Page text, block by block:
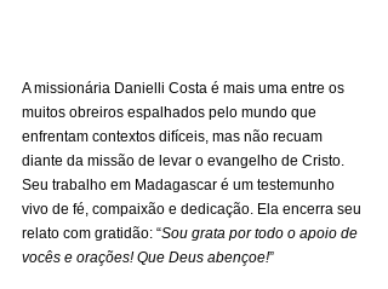
A missionária Danielli Costa é mais uma entre os
muitos obreiros espalhados pelo mundo que
enfrentam contextos difíceis, mas não recuam
diante da missão de levar o evangelho de Cristo.
Seu trabalho em Madagascar é um testemunho
vivo de fé, compaixão e dedicação. Ela encerra seu
relato com gratidão: “Sou grata por todo o apoio de
vocês e orações! Que Deus abençoe!”